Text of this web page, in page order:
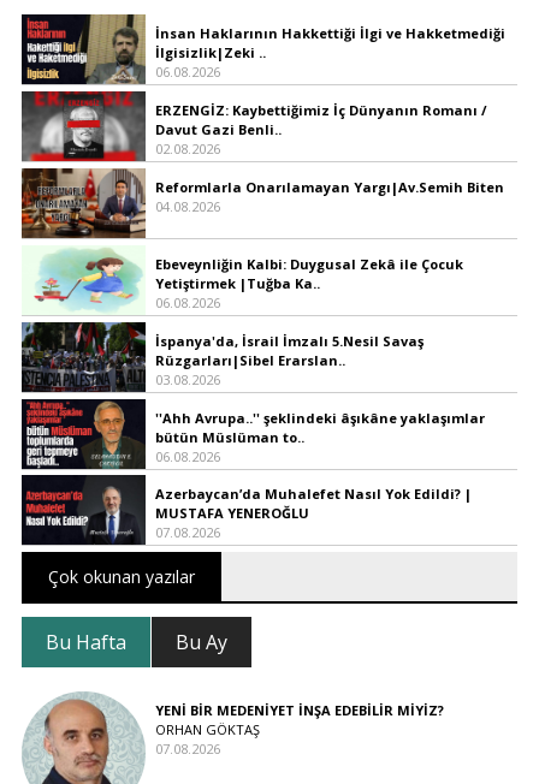
İnsan Haklarının Hakkettiği İlgi ve Hakketmediği
İlgisizlik|Zeki ..
06.08.2026
ERZENGİZ: Kaybettiğimiz İç Dünyanın Romanı /
Davut Gazi Benli..
02.08.2026
Reformlarla Onarılamayan Yargı|Av.Semih Biten
04.08.2026
Ebeveynliğin Kalbi: Duygusal Zekâ ile Çocuk
Yetiştirmek |Tuğba Ka..
06.08.2026
İspanya'da, İsrail İmzalı 5.Nesil Savaş
Rüzgarları|Sibel Erarslan..
03.08.2026
''Ahh Avrupa..'' şeklindeki âşıkâne yaklaşımlar
bütün Müslüman to..
06.08.2026
Azerbaycan’da Muhalefet Nasıl Yok Edildi? |
MUSTAFA YENEROĞLU
07.08.2026
Çok okunan yazılar
Bu Hafta Bu Ay
YENİ BİR MEDENİYET İNŞA EDEBİLİR MİYİZ?
ORHAN GÖKTAŞ
07.08.2026